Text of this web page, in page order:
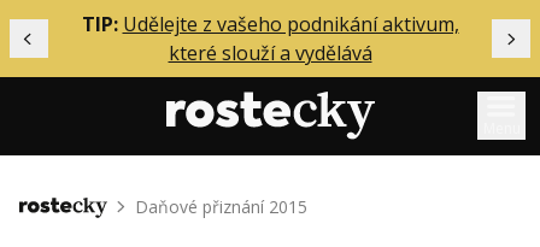
Předchozí
TIP: Udělejte z vašeho podnikání aktivum,
které slouží a vydělává
Mentoring
Domů Daňové přiznání 2015